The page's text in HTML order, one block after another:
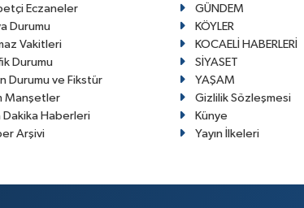
Eczaneler
Durumu
Vakitleri
Durumu
Durumu ve Fikstür
Manşetler
Dakika Haberleri
Arşivi
GÜNDEM
KÖYLER
KOCAELİ HABERLERİ
SİYASET
YAŞAM
Gizlilik Sözleşmesi
Künye
Yayın İlkeleri